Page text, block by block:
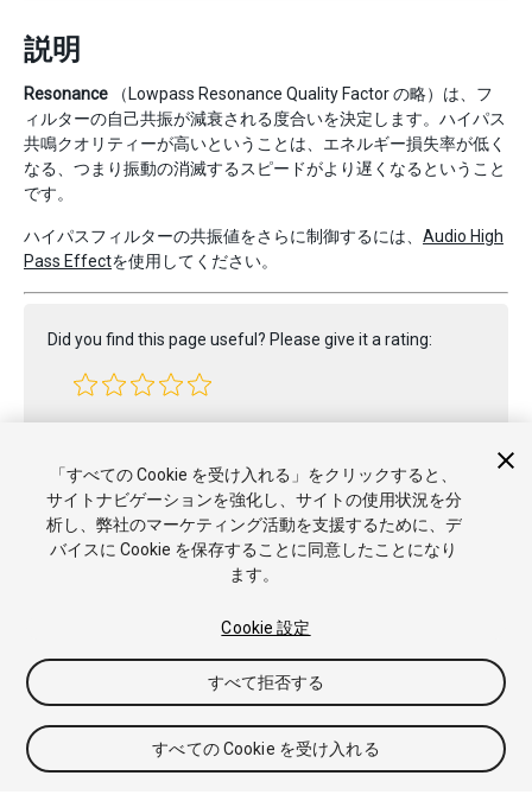
説明
Resonance （Lowpass Resonance Quality Factor の略）は、フ
ィルターの自己共振が減衰される度合いを決定します。ハイパス
共鳴クオリティーが高いということは、エネルギー損失率が低く
なる、つまり振動の消滅するスピードがより遅くなるということ
です。
ハイパスフィルターの共振値をさらに制御するには、 Audio High
Pass Effectを使用してください。
Did you find this page useful? Please give it a rating:
Copyright © 2017 Unity Technologies. Publication 2017.2
チュートリアル
ナレッジベース
ッキー
私の個人情報を販売または共有しない
Cookie 優先設定
「すべての Cookie を受け入れる」をクリックすると、
サイトナビゲーションを強化し、サイトの使用状況を分
析し、弊社のマーケティング活動を支援するために、デ
バイスに Cookie を保存することに同意したことになり
ます。
Cookie 設定
すべて拒否する
すべての Cookie を受け入れる